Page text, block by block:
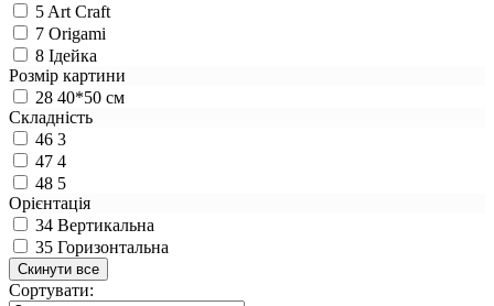
5 Art Craft
7 Origami
8 Ідейка
Розмір картини
28 40*50 см
Складність
46 3
47 4
48 5
Орієнтація
34 Вертикальна
35 Горизонтальна
Сортувати: